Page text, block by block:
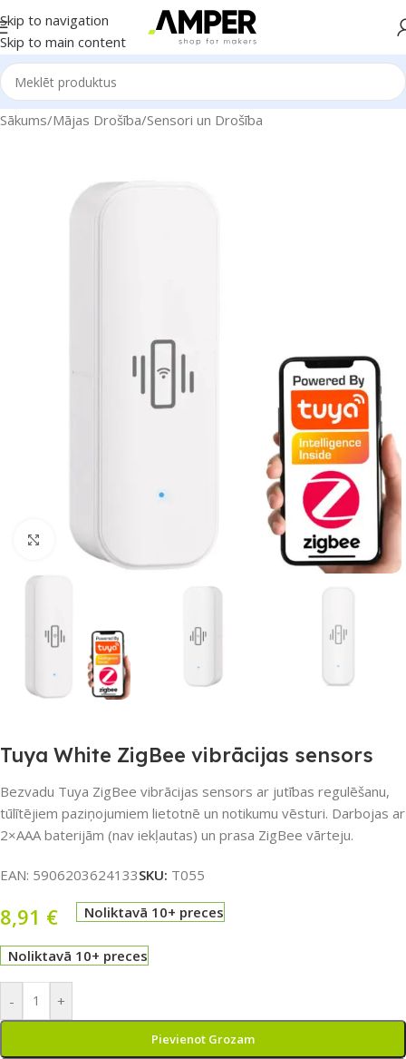
Skip to navigation
Skip to main content
Sākums/Mājas Drošība/Sensori un Drošība
Noklikšķiniet, lai palielinātu
Tuya White ZigBee vibrācijas sensors
Bezvadu Tuya ZigBee vibrācijas sensors ar jutības regulēšanu,
tūlītējiem paziņojumiem lietotnē un notikumu vēsturi. Darbojas ar
2×AAA baterijām (nav iekļautas) un prasa ZigBee vārteju.
EAN: 5906203624133SKU: T055
8,91 € Noliktavā 10+ preces
Noliktavā 10+ preces
- +
Pievienot Grozam